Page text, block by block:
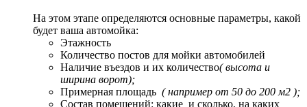
На этом этапе определяются основные параметры, какой
будет ваша автомойка:
Этажность
Количество постов для мойки автомобилей
Наличие въездов и их количество( высота и
ширина ворот);
Примерная площадь ( например от 50 до 200 м2 );
Состав помещений: какие и сколько, на каких